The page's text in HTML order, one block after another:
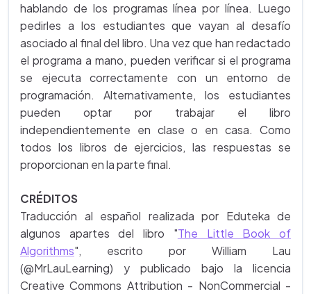
hablando de los programas línea por línea. Luego
pedirles a los estudiantes que vayan al desafío
asociado al final del libro. Una vez que han redactado
el programa a mano, pueden verificar si el programa
se ejecuta correctamente con un entorno de
programación. Alternativamente, los estudiantes
pueden optar por trabajar el libro
independientemente en clase o en casa. Como
todos los libros de ejercicios, las respuestas se
proporcionan en la parte final.
CRÉDITOS
Traducción al español realizada por Eduteka de
algunos apartes del libro "The Little Book of
Algorithms", escrito por William Lau
(@MrLauLearning) y publicado bajo la licencia
Creative Commons Attribution - NonCommercial -